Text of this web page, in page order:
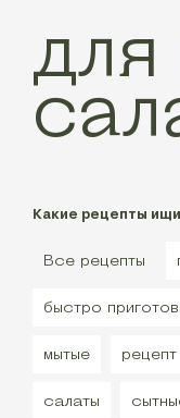
Какие рецепты
Все рецепты
быстро
мытые рецепт
салаты